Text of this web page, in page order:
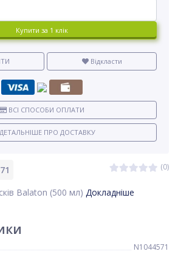
(0)
Balaton (500 мл) Докладніше
Купити за 1 клiк
Відкласти
ВСІ СПОСОБИ ОПЛАТИ
ПРО ДОСТАВКУ
N1044571